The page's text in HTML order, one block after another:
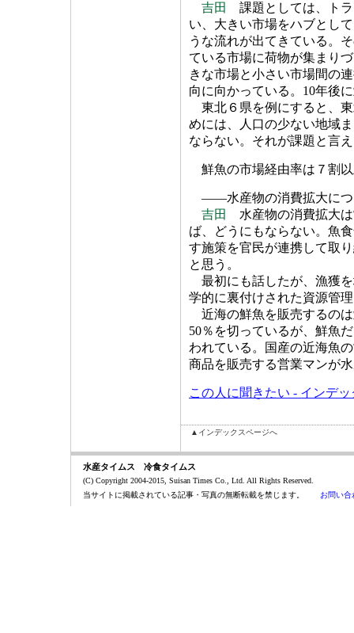
吉田
課題としては、ト
い、大きい市場をハブとし
うな流れが出てきている。
ている市場に荷物が集まり
きな市場と小さい市場間の
向に向かっている。10年後
東北６県を例にすると、
めには、人口の少ない地域
ならない。それが課題と言
鮮魚の市場経由率は７割
――水産物の消費拡大につ
吉田
水産物の消費拡大
ば、どうにもならない。魚
す施策を官民が連携して取
と思う。
最初にも話したが、漁獲
学的に裏付けされた資源管
近海の鮮魚を販売するの
50％を切っているが、鮮魚
われている。国産の近海魚
商品を販売する営業マンが
この人に聞きたい - インデ
▲インデックスページへ
水産タイムス 冷食タイムス
(C) Copyright 2004-2015, Suisan Times Co., Ltd. All Rights Reserved.
当サイトに掲載されている記事・写真の無断転載を禁じます。 お問い合